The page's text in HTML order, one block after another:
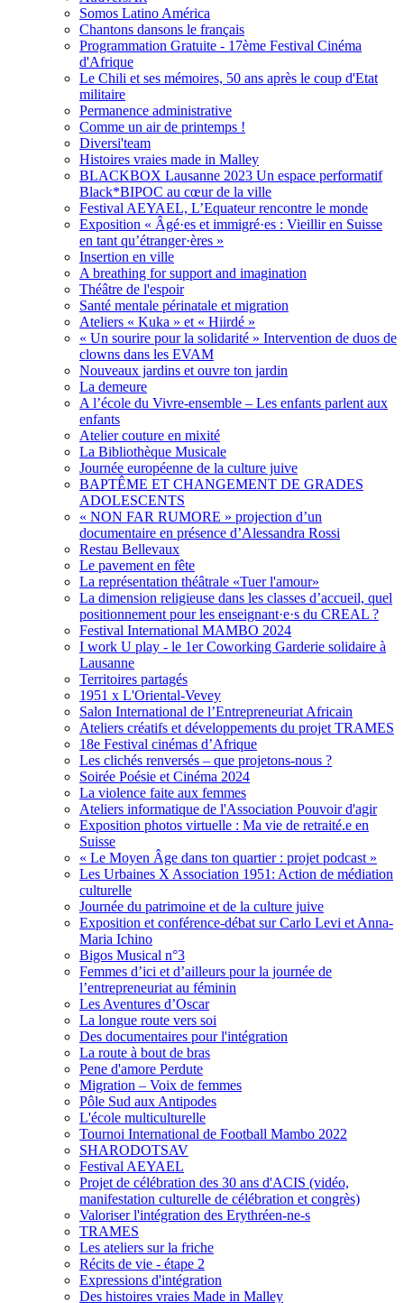
Somos Latino América
Chantons dansons le français
Programmation Gratuite - 17ème Festival Cinéma
d'Afrique
Le Chili et ses mémoires, 50 ans après le coup d'Etat
militaire
Permanence administrative
Comme un air de printemps !
Diversi'team
Histoires vraies made in Malley
BLACKBOX Lausanne 2023 Un espace performatif
Black*BIPOC au cœur de la ville
Festival AEYAEL, L’Equateur rencontre le monde
Exposition « Âgé·es et immigré·es : Vieillir en Suisse
en tant qu’étranger·ères »
Insertion en ville
A breathing for support and imagination
Théâtre de l'espoir
Santé mentale périnatale et migration
Ateliers « Kuka » et « Hiirdé »
« Un sourire pour la solidarité » Intervention de duos de
clowns dans les EVAM
Nouveaux jardins et ouvre ton jardin
La demeure
A l’école du Vivre-ensemble – Les enfants parlent aux
enfants
Atelier couture en mixité
La Bibliothèque Musicale
Journée européenne de la culture juive
BAPTÊME ET CHANGEMENT DE GRADES
ADOLESCENTS
« NON FAR RUMORE » projection d’un
documentaire en présence d’Alessandra Rossi
Restau Bellevaux
Le pavement en fête
La représentation théâtrale «Tuer l'amour»
La dimension religieuse dans les classes d’accueil, quel
positionnement pour les enseignant·e·s du CREAL ?
Festival International MAMBO 2024
I work U play - le 1er Coworking Garderie solidaire à
Lausanne
Territoires partagés
1951 x L'Oriental-Vevey
Salon International de l’Entrepreneuriat Africain
Ateliers créatifs et développements du projet TRAMES
18e Festival cinémas d’Afrique
Les clichés renversés – que projetons-nous ?
Soirée Poésie et Cinéma 2024
La violence faite aux femmes
Ateliers informatique de l'Association Pouvoir d'agir
Exposition photos virtuelle : Ma vie de retraité.e en
Suisse
« Le Moyen Âge dans ton quartier : projet podcast »
Les Urbaines X Association 1951: Action de médiation
culturelle
Journée du patrimoine et de la culture juive
Exposition et conférence-débat sur Carlo Levi et Anna-
Maria Ichino
Bigos Musical n°3
Femmes d’ici et d’ailleurs pour la journée de
l’entrepreneuriat au féminin
Les Aventures d’Oscar
La longue route vers soi
Des documentaires pour l'intégration
La route à bout de bras
Pene d'amore Perdute
Migration – Voix de femmes
Pôle Sud aux Antipodes
L'école multiculturelle
Tournoi International de Football Mambo 2022
SHARODOTSAV
Festival AEYAEL
Projet de célébration des 30 ans d'ACIS (vidéo,
manifestation culturelle de célébration et congrès)
Valoriser l'intégration des Erythréen-ne-s
TRAMES
Les ateliers sur la friche
Récits de vie - étape 2
Expressions d'intégration
Des histoires vraies Made in Malley